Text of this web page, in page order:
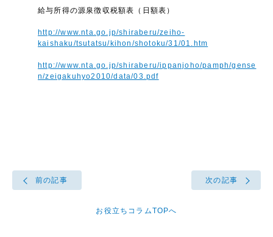
給与所得の源泉徴収税額表（日額表）
http://www.nta.go.jp/shiraberu/zeiho-
kaishaku/tsutatsu/kihon/shotoku/31/01.htm
http://www.nta.go.jp/shiraberu/ippanjoho/pamph/gense
n/zeigakuhyo2010/data/03.pdf
前の記事
お役立ちコラムTOPへ
次の記事